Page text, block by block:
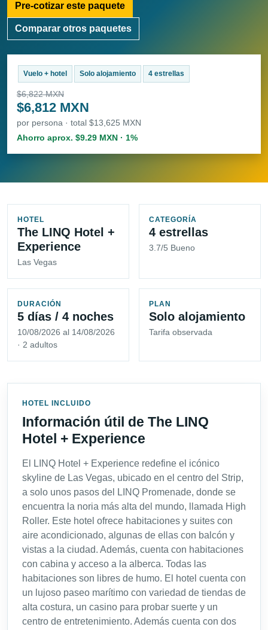
Pre-cotizar este paquete
Comparar otros paquetes
Vuelo + hotel Solo alojamiento 4 estrellas
$6,822 MXN
$6,812 MXN
por persona · total $13,625 MXN
Ahorro aprox. $9.29 MXN · 1%
HOTEL
The LINQ Hotel +
Experience
Las Vegas
CATEGORÍA
4 estrellas
3.7/5 Bueno
DURACIÓN
5 días / 4 noches
10/08/2026 al 14/08/2026
· 2 adultos
PLAN
Solo alojamiento
Tarifa observada
HOTEL INCLUIDO
Información útil de The LINQ
Hotel + Experience
El LINQ Hotel + Experience redefine el icónico
skyline de Las Vegas, ubicado en el centro del Strip,
a solo unos pasos del LINQ Promenade, donde se
encuentra la noria más alta del mundo, llamada High
Roller. Este hotel ofrece habitaciones y suites con
aire acondicionado, algunas de ellas con balcón y
vistas a la ciudad. Además, cuenta con habitaciones
con cabina y acceso a la alberca. Todas las
habitaciones son libres de humo. El hotel cuenta con
un lujoso paseo marítimo con variedad de tiendas de
alta costura, un casino para probar suerte y un
centro de entretenimiento. Además cuenta con dos